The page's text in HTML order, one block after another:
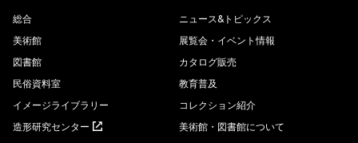
総合
美術館
図書館
民俗資料室
イメージライブラリー
造形研究センター
ニュース&トピックス
展覧会・イベント情報
カタログ販売
教育普及
コレクション紹介
美術館・図書館について